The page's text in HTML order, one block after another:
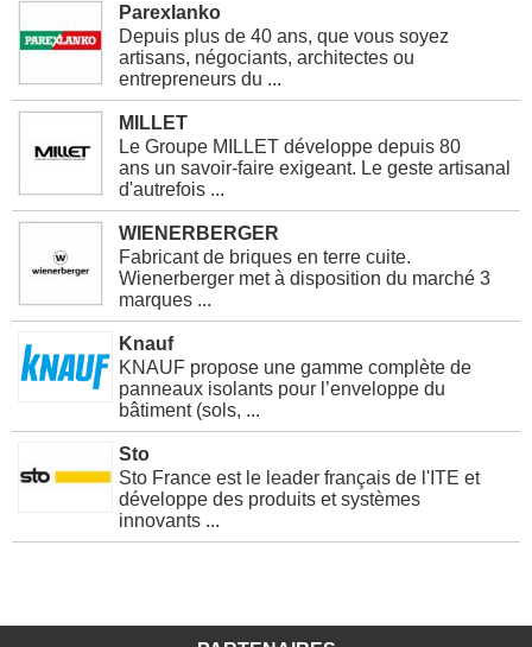
Parexlanko
Depuis plus de 40 ans, que vous soyez
artisans, négociants, architectes ou
entrepreneurs du ...
MILLET
Le Groupe MILLET développe depuis 80
ans un savoir-faire exigeant. Le geste artisanal
d'autrefois ...
WIENERBERGER
Fabricant de briques en terre cuite.
Wienerberger met à disposition du marché 3
marques ...
Knauf
KNAUF propose une gamme complète de
panneaux isolants pour l’enveloppe du
bâtiment (sols, ...
Sto
Sto France est le leader français de l'ITE et
développe des produits et systèmes
innovants ...